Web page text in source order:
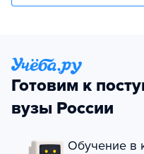
Готовим к
вузы России
Обучение в